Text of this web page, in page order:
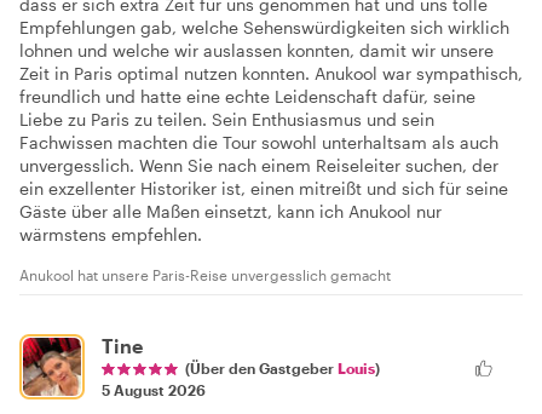
dass er sich extra Zeit für uns genommen hat und uns tolle
Empfehlungen gab, welche Sehenswürdigkeiten sich wirklich
lohnen und welche wir auslassen konnten, damit wir unsere
Zeit in Paris optimal nutzen konnten. Anukool war sympathisch,
freundlich und hatte eine echte Leidenschaft dafür, seine
Liebe zu Paris zu teilen. Sein Enthusiasmus und sein
Fachwissen machten die Tour sowohl unterhaltsam als auch
unvergesslich. Wenn Sie nach einem Reiseleiter suchen, der
ein exzellenter Historiker ist, einen mitreißt und sich für seine
Gäste über alle Maßen einsetzt, kann ich Anukool nur
wärmstens empfehlen.
Anukool hat unsere Paris-Reise unvergesslich gemacht
Tine
(Über den Gastgeber Louis)
5 August 2026